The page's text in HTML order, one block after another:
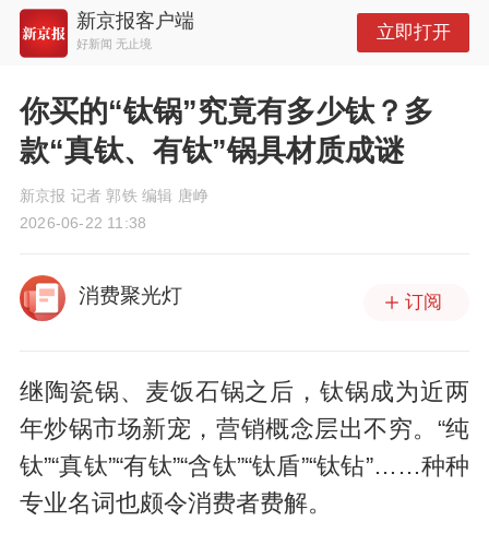
新京报客户端
好新闻 无止境
立即打开
你买的“钛锅”究竟有多少钛？多
款“真钛、有钛”锅具材质成谜
新京报 记者 郭铁 编辑 唐峥
2026-06-22 11:38
消费聚光灯 订阅
继陶瓷锅、麦饭石锅之后，钛锅成为近两
年炒锅市场新宠，营销概念层出不穷。“纯
钛”“真钛”“有钛”“含钛”“钛盾”“钛钻”……种种
专业名词也颇令消费者费解。